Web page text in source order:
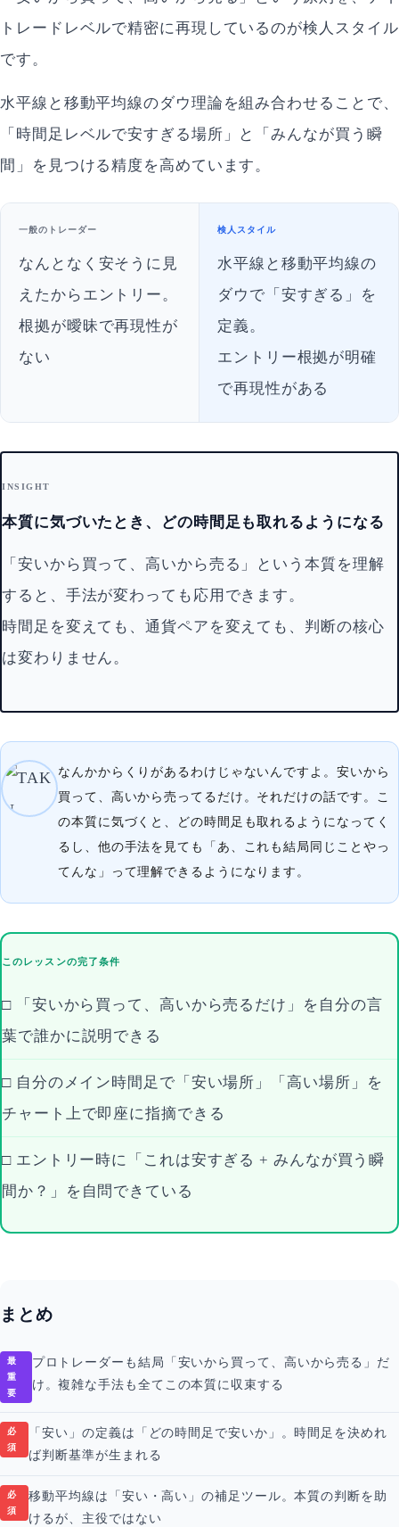
トレードレベルで精密に再現しているのが検人スタイル
です。
水平線と移動平均線のダウ理論を組み合わせることで、
「時間足レベルで安すぎる場所」と「みんなが買う瞬
間」を見つける精度を高めています。
一般のトレーダー
なんとなく安そうに見
えたからエントリー。
根拠が曖昧で再現性が
ない
検人スタイル
水平線と移動平均線の
ダウで「安すぎる」を
定義。
エントリー根拠が明確
で再現性がある
INSIGHT
本質に気づいたとき、どの時間足も取れるようになる
「安いから買って、高いから売る」という本質を理解
すると、手法が変わっても応用できます。
時間足を変えても、通貨ペアを変えても、判断の核心
は変わりません。
なんかからくりがあるわけじゃないんですよ。安いから
買って、高いから売ってるだけ。それだけの話です。こ
の本質に気づくと、どの時間足も取れるようになってく
るし、他の手法を見ても「あ、これも結局同じことやっ
てんな」って理解できるようになります。
このレッスンの完了条件
□ 「安いから買って、高いから売るだけ」を自分の言
葉で誰かに説明できる
□ 自分のメイン時間足で「安い場所」「高い場所」を
チャート上で即座に指摘できる
□ エントリー時に「これは安すぎる + みんなが買う瞬
間か？」を自問できている
まとめ
最
重
要
プロトレーダーも結局「安いから買って、高いから売る」だ
け。複雑な手法も全てこの本質に収束する
必
須
「安い」の定義は「どの時間足で安いか」。時間足を決めれ
ば判断基準が生まれる
必
須
移動平均線は「安い・高い」の補足ツール。本質の判断を助
けるが、主役ではない